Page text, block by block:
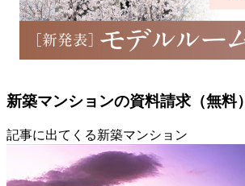
新築マンションの資料請求（無料）
記事に出てくる新築マンション